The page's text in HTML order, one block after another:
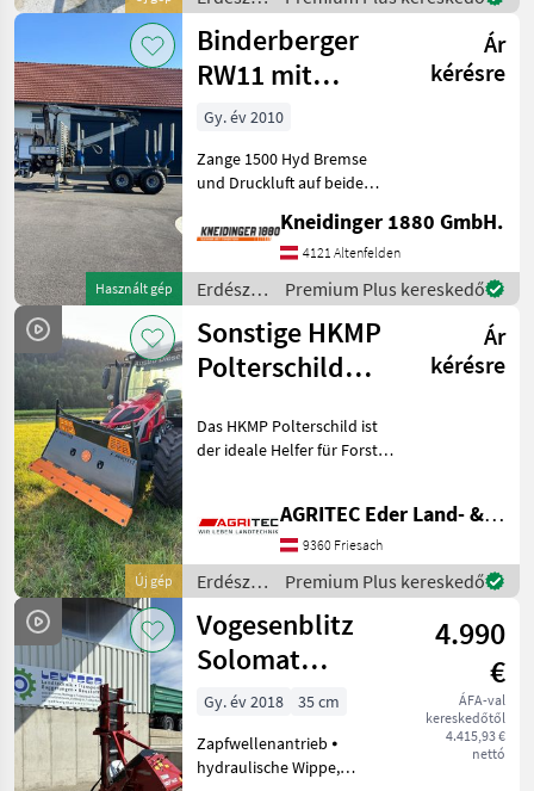
Walterscheid W 2300
és
faipari
gépek /
Posch
Használt gép
Binderberger
RW11 mit
FK7200
Ár
kérésre
Gy. év 2010
Zange 1500 Hyd Bremse
und Druckluft auf beide
Eigenversorgung Pumpe
Neu Gelenkwelle
Obenanhängung
Zulassungsschein ohne
BOX Verfügbar Ende Nove
Kneidinger 1880 GmbH.
4121 Altenfelden
Erdészeti
és
faipari
gépek /
Binderberger
Premium Plus kereskedő
Új gép
Sonstige HKMP
Polterschild
Ár
kérésre
Das HKMP Polterschild ist
der ideale Helfer für Forst-
Räumen von Poltern oder
für vielseitige Arbeiten rund
um Hof und
AGRITEC Eder Land- & Forsttechnik GmbH
9360 Friesach
Erdészeti
és
faipari
gépek /
Sonstige
Premium Plus kereskedő
Vogesenblitz
Solomat
Wippsäge P5+HY
4.990
€
ÁFA-val
kereskedőtől
4.415,93 €
nettó
Gy. év 2018
35 cm
Zapfwellenantrieb ⦁
hydraulische Wippe,